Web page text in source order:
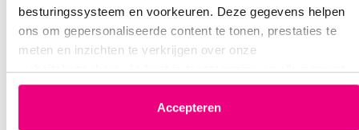
besturingssysteem en voorkeuren. Deze gegevens helpen
ons om gepersonaliseerde content te tonen, prestaties te
meten en inzichten te verkrijgen over onze
websitebezoekers. Je kunt je toestemming op elk moment
wijzigen of intrekken via het cookie-icoontje linksonder elke
pagina. De lijst met partners is te vinden in het tabblad
“details”.
Accepteren
Symptomen